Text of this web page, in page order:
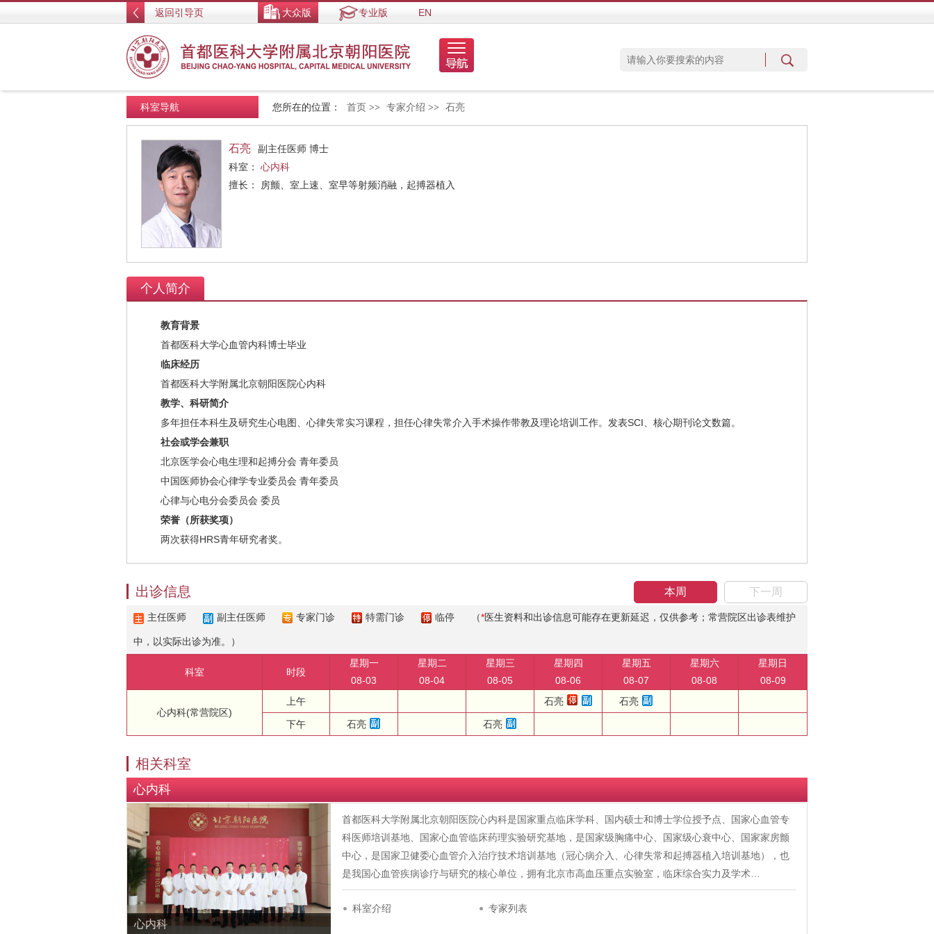
返回引导页 大众版 专业版 EN
您所在的位置： 首页 >> 专家介绍 >> 石亮
科室导航
石亮
副主任医师 博士
科室： 心内科
擅长： 房颤、室上速、室早等射频消融，起搏器植入
个人简介
教育背景
首都医科大学心血管内科博士毕业
临床经历
首都医科大学附属北京朝阳医院心内科
教学、科研简介
多年担任本科生及研究生心电图、心律失常实习课程，担任心律失常介入手术操作带教及理论培训工作。发表SCI、核心期刊论文数篇。
社会或学会兼职
北京医学会心电生理和起搏分会 青年委员
中国医师协会心律学专业委员会 青年委员
心律与心电分会委员会 委员
荣誉（所获奖项）
两次获得HRS青年研究者奖。
本周 下一周
出诊信息
主任医师 副主任医师 专家门诊 特需门诊 临停 （*医生资料和出诊信息可能存在更新延迟，仅供参考；常营院区出诊表维护
中，以实际出诊为准。）
科室 时段
星期一
08-03
星期二
08-04
星期三
08-05
星期四
08-06
星期五
08-07
星期六
08-08
星期日
08-09
心内科(常营院区)
上午 石亮 石亮
下午 石亮 石亮
相关科室
心内科
心内科
首都医科大学附属北京朝阳医院心内科是国家重点临床学科、国内硕士和博士学位授予点、国家心血管专
科医师培训基地、国家心血管临床药理实验研究基地，是国家级胸痛中心、国家级心衰中心、国家家房颤
中心，是国家卫健委心血管介入治疗技术培训基地（冠心病介入、心律失常和起搏器植入培训基地），也
是我国心血管疾病诊疗与研究的核心单位，拥有北京市高血压重点实验室，临床综合实力及学术…
科室介绍 专家列表